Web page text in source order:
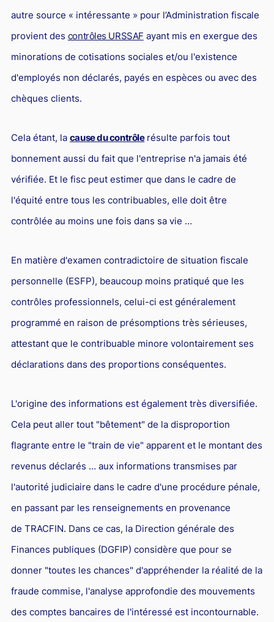
autre source « intéressante » pour l’Administration fiscale
provient des contrôles URSSAF ayant mis en exergue des
minorations de cotisations sociales et/ou l'existence
d'employés non déclarés, payés en espèces ou avec des
chèques clients.
Cela étant, la cause du contrôlerésulte parfois tout
bonnement aussi du fait que l'entreprise n'a jamais été
vérifiée. Et le fisc peut estimer que dans le cadre de
l'équité entre tous les contribuables, elle doit être
contrôlée au moins une fois dans sa vie …
En matière d'examen contradictoire de situation fiscale
personnelle (ESFP), beaucoup moins pratiqué que les
contrôles professionnels, celui-ci est généralement
programmé en raison de présomptions très sérieuses,
attestant que le contribuable minore volontairement ses
déclarations dans des proportions conséquentes.
L'origine des informations est également très diversifiée.
Cela peut aller tout "bêtement" de la disproportion
flagrante entre le "train de vie" apparent et le montant des
revenus déclarés … aux informations transmises par
l'autorité judiciaire dans le cadre d'une procédure pénale,
en passant par les renseignements en provenance
de TRACFIN. Dans ce cas, la Direction générale des
Finances publiques (DGFIP) considère que pour se
donner "toutes les chances" d'appréhender la réalité de la
fraude commise, l'analyse approfondie des mouvements
des comptes bancaires de l'intéressé est incontournable.